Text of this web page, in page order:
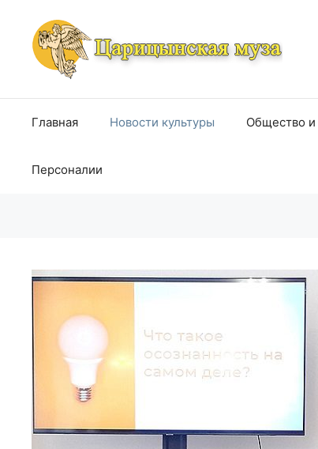
содержимому
Главная Новости культуры Общество и
Персоналии